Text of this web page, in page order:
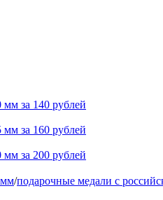
за 140 рублей
за 160 рублей
за 200 рублей
мм/подарочные медали с